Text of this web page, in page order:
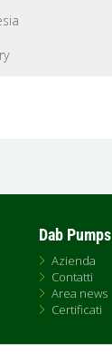
Dab Pumps
Azienda
Contatti
Area news
Certificati